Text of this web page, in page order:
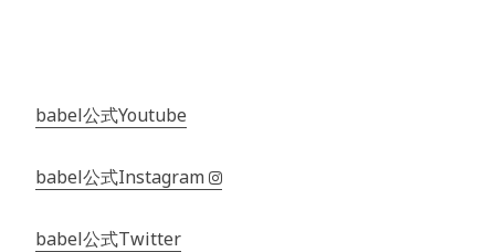
babel公式Youtube
babel公式Instagram
babel公式Twitter